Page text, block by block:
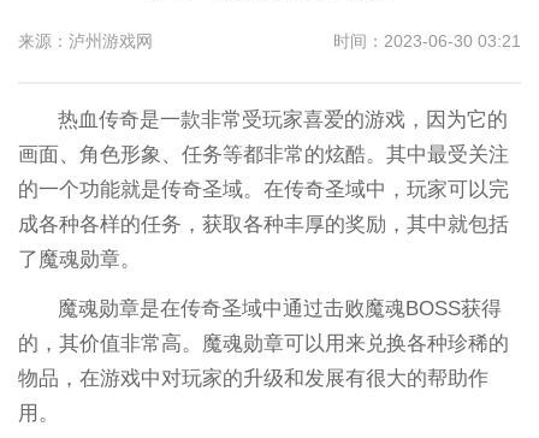
来源：泸州游戏网 时间：2023-06-30 03:21
热血传奇是一款非常受玩家喜爱的游戏，因为它的
画面、角色形象、任务等都非常的炫酷。其中最受关注
的一个功能就是传奇圣域。在传奇圣域中，玩家可以完
成各种各样的任务，获取各种丰厚的奖励，其中就包括
了魔魂勋章。
魔魂勋章是在传奇圣域中通过击败魔魂BOSS获得
的，其价值非常高。魔魂勋章可以用来兑换各种珍稀的
物品，在游戏中对玩家的升级和发展有很大的帮助作
用。